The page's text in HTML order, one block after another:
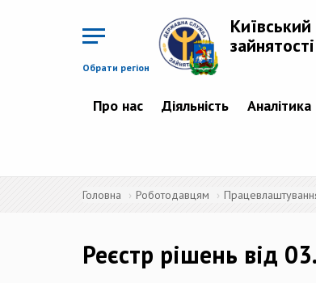
Обрати регіон
зайнятості
Про нас Діяльність
Головна Роботодавцям
Реєстр рішень від